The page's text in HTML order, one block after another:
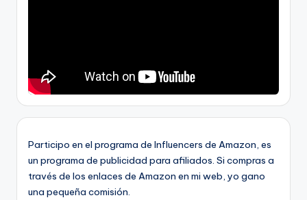
Participo en el programa de Influencers de Amazon, es
un programa de publicidad para afiliados. Si compras a
través de los enlaces de Amazon en mi web, yo gano
una pequeña comisión.